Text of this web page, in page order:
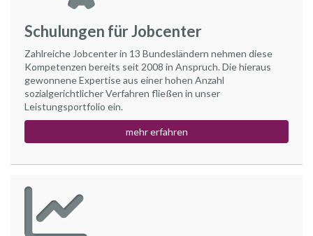
Schulungen für Jobcenter
Zahlreiche Jobcenter in 13 Bundesländern nehmen diese
Kompetenzen bereits seit 2008 in Anspruch. Die hieraus
gewonnene Expertise aus einer hohen Anzahl
sozialgerichtlicher Verfahren fließen in unser
Leistungsportfolio ein.
mehr erfahren